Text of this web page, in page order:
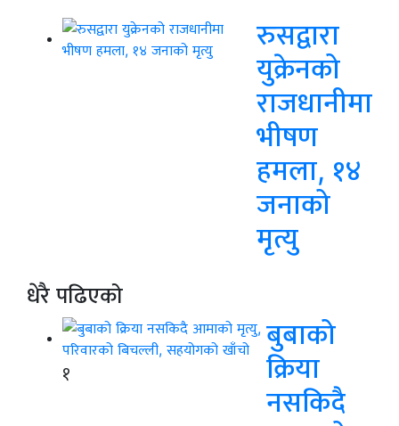
रुसद्वारा
युक्रेनको
राजधानीमा
भीषण
हमला, १४
जनाको
मृत्यु
धेरै पढिएको
१
बुबाको
क्रिया
नसकिदै